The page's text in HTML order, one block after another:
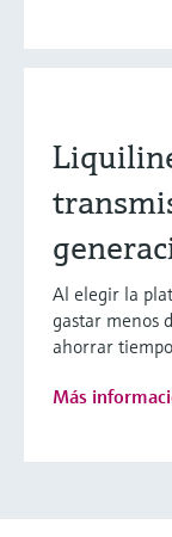
Al elegir la
gastar menos
ahorrar
Más